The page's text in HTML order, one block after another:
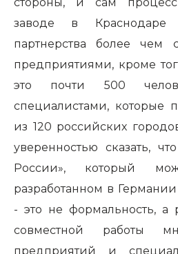
заводе в Краснодаре
партнерства более чем
предприятиями, кроме
это почти 500
специалистами, которые
из 120 российских
уверенностью сказать,
России», который
разработанном в
- это не формальность, а
совместной работы
предприятий и